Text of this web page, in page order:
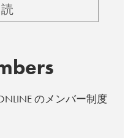
のメンバー制度